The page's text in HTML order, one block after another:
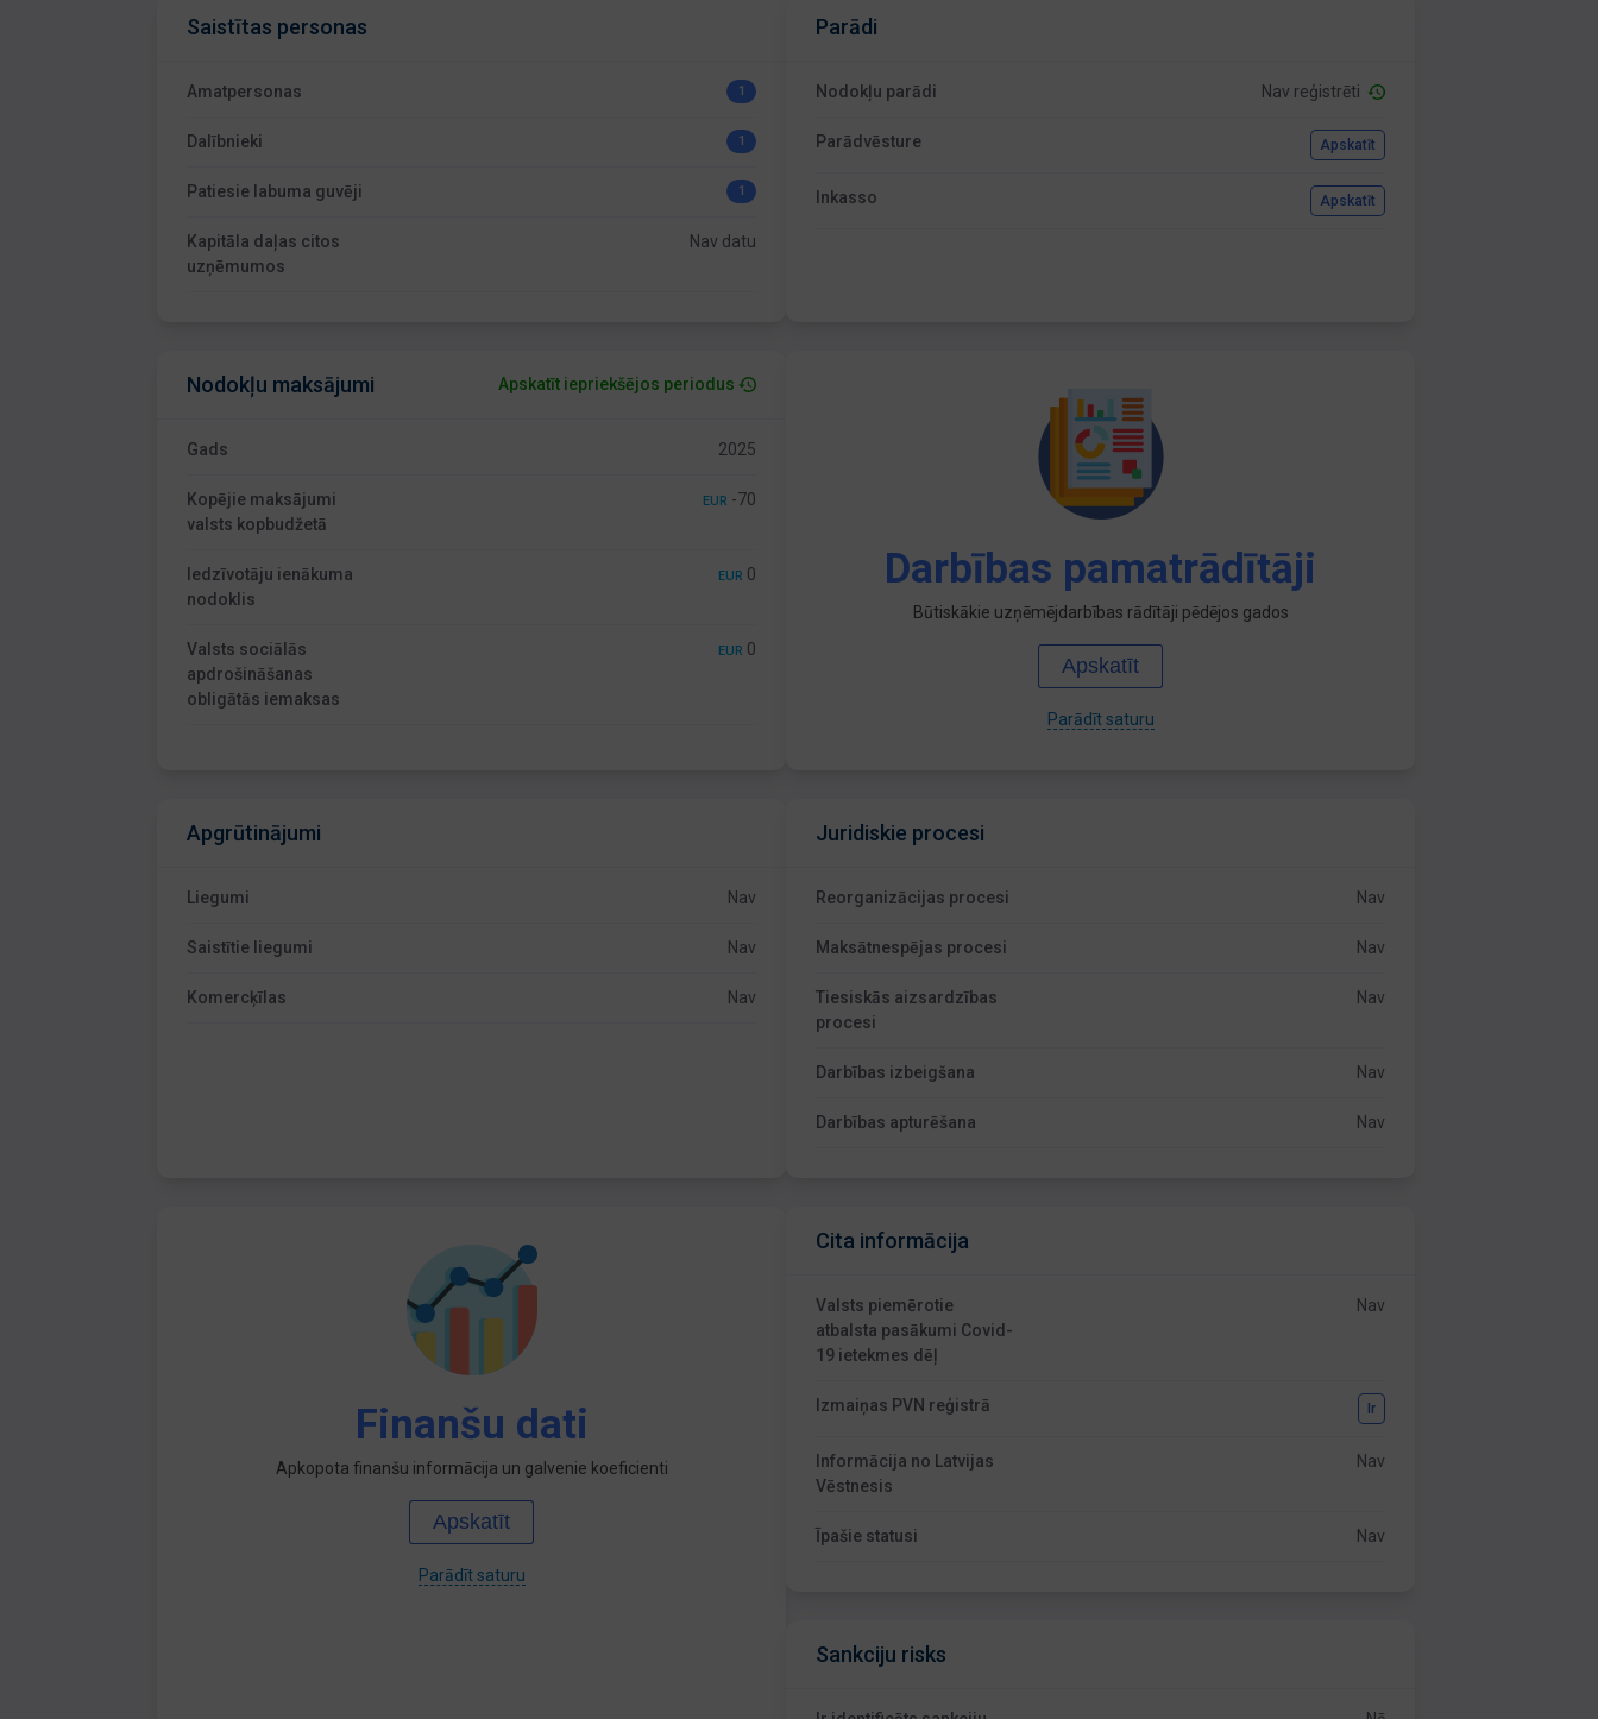
Saistītas personas
Amatpersonas 1
Dalībnieki 1
Patiesie labuma guvēji 1
Kapitāla daļas citos
uzņēmumos
Nav datu
Parādi
Nodokļu parādi Nav reģistrēti
Parādvēsture Apskatīt
Inkasso Apskatīt
Nodokļu maksājumi Apskatīt iepriekšējos periodus
Gads 2025
Kopējie maksājumi
valsts kopbudžetā
EUR -70
Iedzīvotāju ienākuma
nodoklis
EUR 0
Valsts sociālās
apdrošināšanas
obligātās iemaksas
EUR 0
Darbības pamatrādītāji
Būtiskākie uzņēmējdarbības rādītāji pēdējos gados
Apskatīt
Parādīt saturu
Apgrūtinājumi
Liegumi Nav
Saistītie liegumi Nav
Komercķīlas Nav
Juridiskie procesi
Reorganizācijas procesi Nav
Maksātnespējas procesi Nav
Tiesiskās aizsardzības
procesi
Nav
Darbības izbeigšana Nav
Darbības apturēšana Nav
Finanšu dati
Apkopota finanšu informācija un galvenie koeficienti
Apskatīt
Parādīt saturu
Cita informācija
Valsts piemērotie
atbalsta pasākumi Covid-
19 ietekmes dēļ
Nav
Izmaiņas PVN reģistrā Ir
Informācija no Latvijas
Vēstnesis
Nav
Īpašie statusi Nav
Sankciju risks